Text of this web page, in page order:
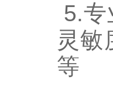
5.专
灵敏
等